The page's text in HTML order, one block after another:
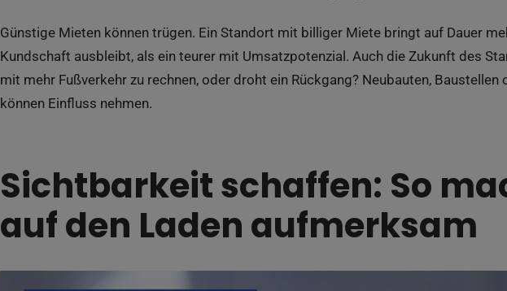
Günstige Mieten können trügen. Ein Standort mit billiger Miete bringt auf Dauer
Kundschaft ausbleibt, als ein teurer mit Umsatzpotenzial. Auch die Zukunft des
mit mehr Fußverkehr zu rechnen, oder droht ein Rückgang? Neubauten,
können Einfluss nehmen.
Sichtbarkeit schaffen: So
auf den Laden aufmerksam